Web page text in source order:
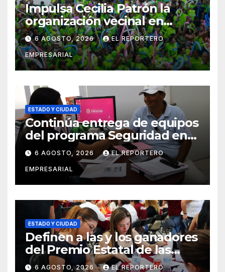
Impulsa Cecilia Patrón la
organización vecinal en
Mérida y suma a comités de
vigilancia en la prevención
social del delito
6 AGOSTO, 2026 EL REPORTERO
EMPRESARIAL
ESTADO Y CIUDAD
Continúa entrega de equipos
del programa Seguridad en
el Mar
6 AGOSTO, 2026 EL REPORTERO
EMPRESARIAL
ESTADO Y CIUDAD
Definen a las y los ganadores
del Premio Estatal de las
Juventudes 2026
6 AGOSTO, 2026 EL REPORTERO